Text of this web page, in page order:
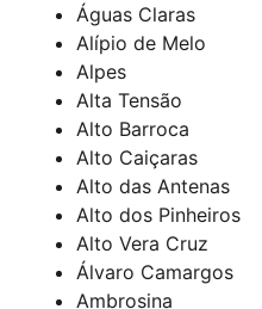
Águas Claras
Alípio de Melo
Alpes
Alta Tensão
Alto Barroca
Alto Caiçaras
Alto das Antenas
Alto dos Pinheiros
Alto Vera Cruz
Álvaro Camargos
Ambrosina